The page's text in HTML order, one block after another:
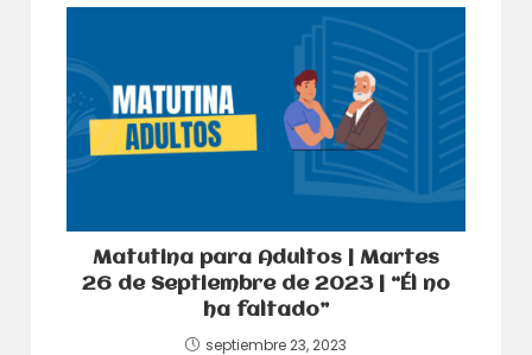
Matutina para Adultos | Martes
26 de Septiembre de 2023 | “Él no
ha faltado”
septiembre 23, 2023